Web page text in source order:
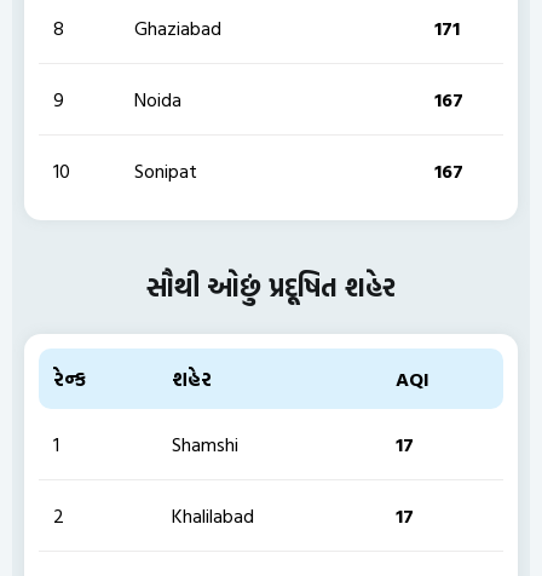
8 Ghaziabad 171
9 Noida 167
10 Sonipat 167
સૌથી ઓછું પ્રદૂષિત શહેર
રેન્ક શહેર AQI
1 Shamshi 17
2 Khalilabad 17